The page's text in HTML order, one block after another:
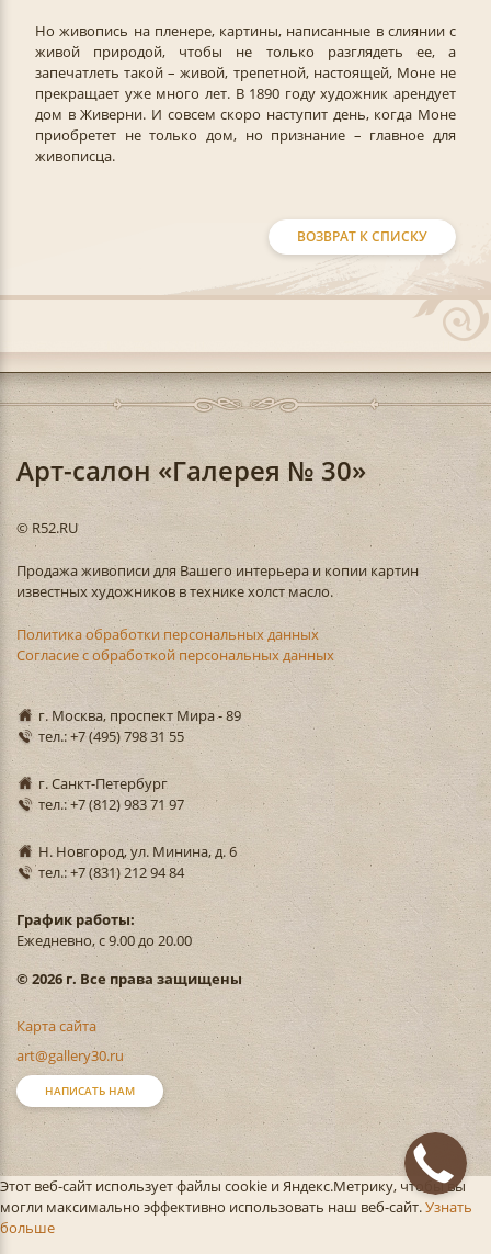
Но живопись на пленере, картины, написанные в слиянии с
живой природой, чтобы не только разглядеть ее, а
запечатлеть такой – живой, трепетной, настоящей, Моне не
прекращает уже много лет. В 1890 году художник арендует
дом в Живерни. И совсем скоро наступит день, когда Моне
приобретет не только дом, но признание – главное для
живописца.
ВОЗВРАТ К СПИСКУ
Арт-салон «Галерея № 30»
© R52.RU
Продажа живописи для Вашего интерьера и копии картин
известных художников в технике холст масло.
Политика обработки персональных данных
Согласие с обработкой персональных данных
г. Москва, проспект Мира - 89
тел.: +7 (495) 798 31 55
г. Санкт-Петербург
тел.: +7 (812) 983 71 97
Н. Новгород, ул. Минина, д. 6
тел.: +7 (831) 212 94 84
График работы:
Ежедневно, с 9.00 до 20.00
© 2026 г. Все права защищены
Карта сайта
art@gallery30.ru
НАПИСАТЬ НАМ
Этот веб-сайт использует файлы cookie и Яндекс.Метрику, чтобы вы
могли максимально эффективно использовать наш веб-сайт.Узнать
больше